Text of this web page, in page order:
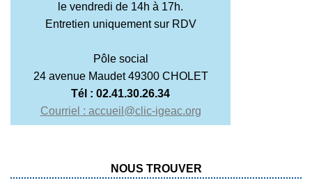
le vendredi de 14h à 17h.
Entretien uniquement sur RDV
Pôle social
24 avenue Maudet 49300 CHOLET
Tél : 02.41.30.26.34
Courriel : accueil@clic-igeac.org
NOUS TROUVER